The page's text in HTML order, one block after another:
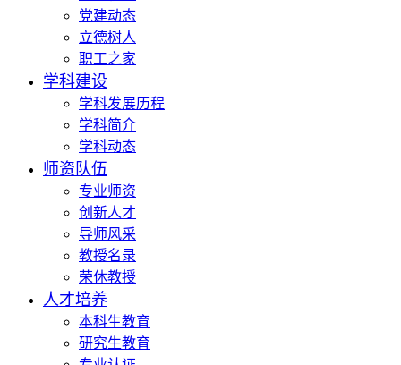
党建动态
立德树人
职工之家
学科建设
学科发展历程
学科简介
学科动态
师资队伍
专业师资
创新人才
导师风采
教授名录
荣休教授
人才培养
本科生教育
研究生教育